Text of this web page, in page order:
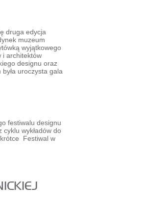
druga edycja
muzeum
wyjątkowego
i architektów
designu oraz
uroczysta gala
festiwalu designu
cyklu wykładów do
Festiwal w